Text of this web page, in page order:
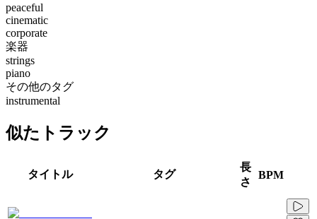
peaceful
cinematic
corporate
楽器
strings
piano
その他のタグ
instrumental
似たトラック
タイトル タグ
長
さ
BPM